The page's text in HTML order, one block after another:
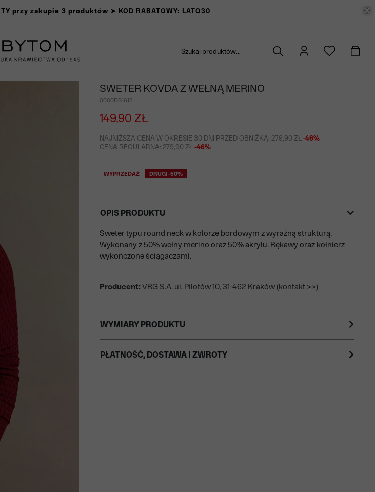
przy zakupie 3 produktów ➤ KOD RABATOWY: LATO30
Szukaj produktów...
SWETER KOVDA Z WEŁNĄ MERINO
0000DS1613
149,90 ZŁ
NAJNIŻSZA CENA W OKRESIE 30 DNI PRZED OBNIŻKĄ: 279,90 ZŁ -46%
CENA REGULARNA: 279,90 ZŁ -46%
WYPRZEDAŻ DRUGI -50%
OPIS PRODUKTU
Sweter typu round neck w kolorze bordowym z wyraźną strukturą.
Wykonany z 50% wełny merino oraz 50% akrylu. Rękawy oraz kołnierz
wykończone ściągaczami.
Producent: VRG S.A. ul. Pilotów 10, 31-462 Kraków (kontakt >>)
WYMIARY PRODUKTU
PŁATNOŚĆ, DOSTAWA I ZWROTY